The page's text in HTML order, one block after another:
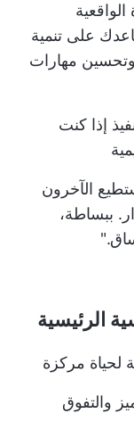
على تنمية
وتحسين مهارات
إذا كنت
الآخرون
ببساطة،
الرئيسية
لحياة مركزة
والتفوق